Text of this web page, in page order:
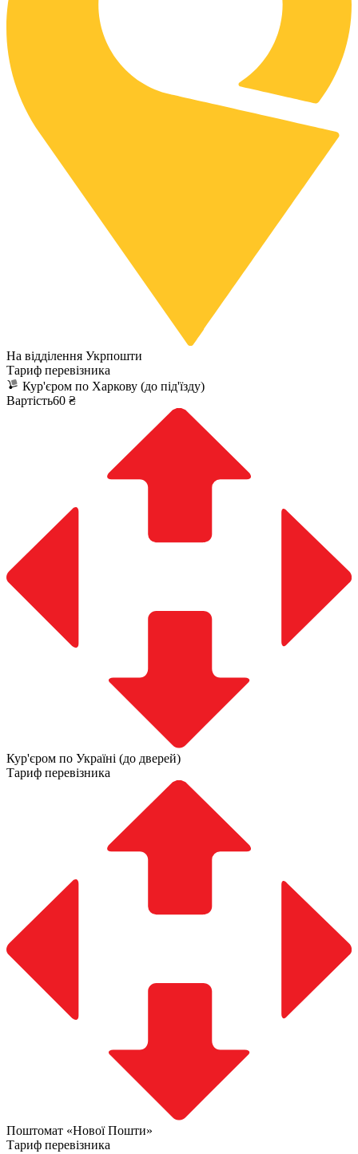
На відділення Укрпошти
Тариф перевізника
Кур'єром по Харкову (до під'їзду)
Вартість60 ₴
Кур'єром по Україні (до дверей)
Тариф перевізника
Поштомат «Нової Пошти»
Тариф перевізника